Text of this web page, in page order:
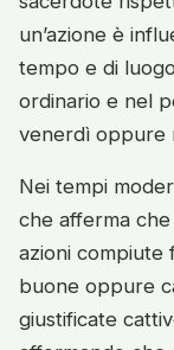
un’azione è
tempo e di
ordinario e nel
venerdì oppure
Nei tempi
che afferma
azioni compiute
buone oppure
giustificate